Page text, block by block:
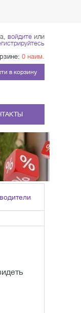
войдите или
0 наим.
в корзину